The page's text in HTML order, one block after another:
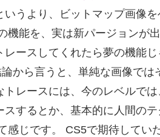
いうより、ビットマップ画像
機能を、実は新パージョンが
レースしてくれたら夢の機能じ
から言うと、単純な画像では
トレースには、今のレベルで
スするとか、基本的に人間の
感じです。 CS5で期待してい